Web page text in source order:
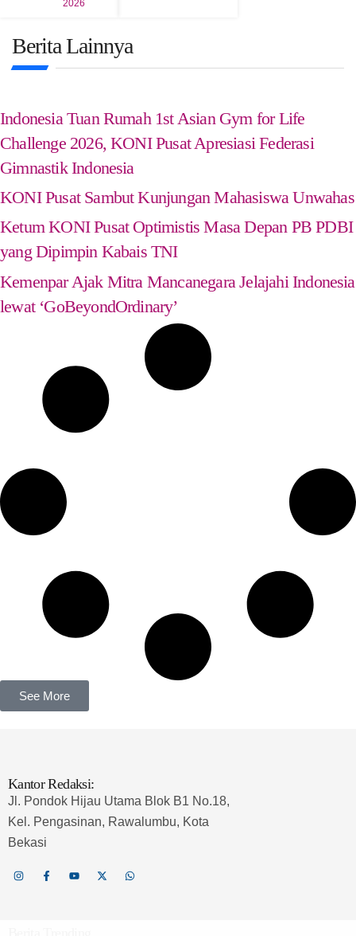
2026
Berita Lainnya
Indonesia Tuan Rumah 1st Asian Gym for Life
Challenge 2026, KONI Pusat Apresiasi Federasi
Gimnastik Indonesia
KONI Pusat Sambut Kunjungan Mahasiswa Unwahas
Ketum KONI Pusat Optimistis Masa Depan PB PDBI
yang Dipimpin Kabais TNI
Kemenpar Ajak Mitra Mancanegara Jelajahi Indonesia
lewat ‘GoBeyondOrdinary’
See More
Kantor Redaksi:
Jl. Pondok Hijau Utama Blok B1 No.18,
Kel. Pengasinan, Rawalumbu, Kota
Bekasi